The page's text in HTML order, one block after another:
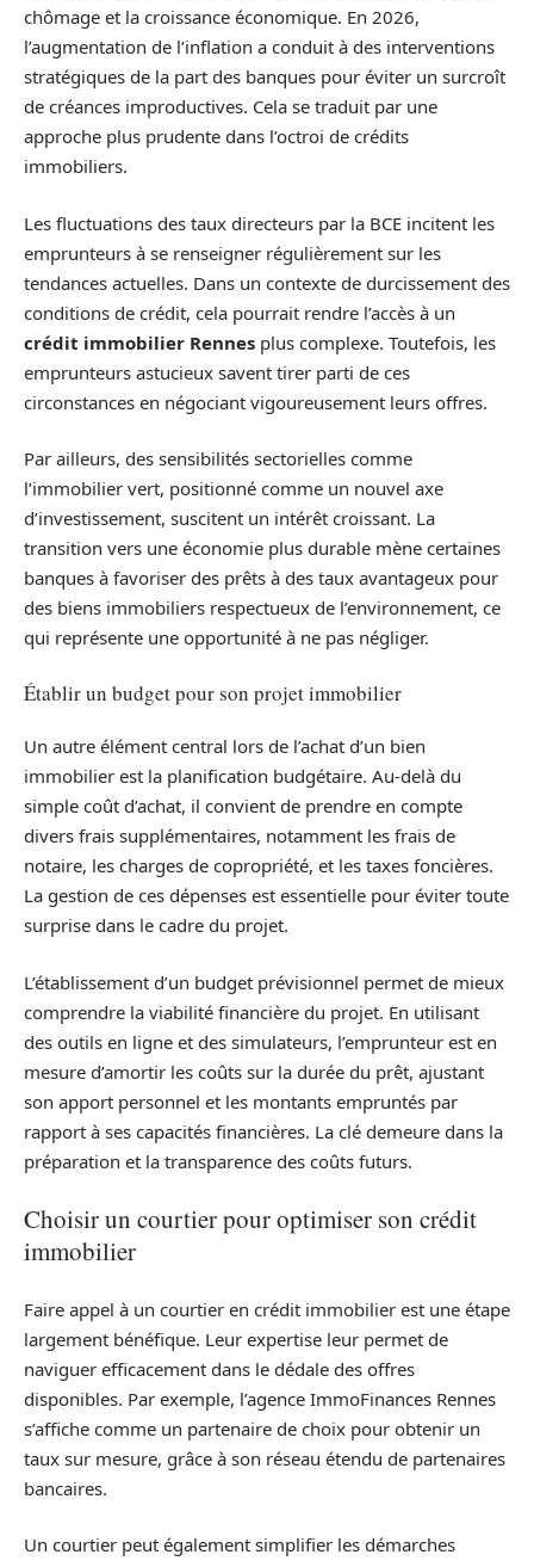
chômage et la croissance économique. En 2026,
l’augmentation de l’inflation a conduit à des interventions
stratégiques de la part des banques pour éviter un surcroît
de créances improductives. Cela se traduit par une
approche plus prudente dans l’octroi de crédits
immobiliers.
Les fluctuations des taux directeurs par la BCE incitent les
emprunteurs à se renseigner régulièrement sur les
tendances actuelles. Dans un contexte de durcissement des
conditions de crédit, cela pourrait rendre l’accès à un
crédit immobilier Rennes plus complexe. Toutefois, les
emprunteurs astucieux savent tirer parti de ces
circonstances en négociant vigoureusement leurs offres.
Par ailleurs, des sensibilités sectorielles comme
l’immobilier vert, positionné comme un nouvel axe
d’investissement, suscitent un intérêt croissant. La
transition vers une économie plus durable mène certaines
banques à favoriser des prêts à des taux avantageux pour
des biens immobiliers respectueux de l’environnement, ce
qui représente une opportunité à ne pas négliger.
Établir un budget pour son projet immobilier
Un autre élément central lors de l’achat d’un bien
immobilier est la planification budgétaire. Au-delà du
simple coût d’achat, il convient de prendre en compte
divers frais supplémentaires, notamment les frais de
notaire, les charges de copropriété, et les taxes foncières.
La gestion de ces dépenses est essentielle pour éviter toute
surprise dans le cadre du projet.
L’établissement d’un budget prévisionnel permet de mieux
comprendre la viabilité financière du projet. En utilisant
des outils en ligne et des simulateurs, l’emprunteur est en
mesure d’amortir les coûts sur la durée du prêt, ajustant
son apport personnel et les montants empruntés par
rapport à ses capacités financières. La clé demeure dans la
préparation et la transparence des coûts futurs.
Choisir un courtier pour optimiser son crédit
immobilier
Faire appel à un courtier en crédit immobilier est une étape
largement bénéfique. Leur expertise leur permet de
naviguer efficacement dans le dédale des offres
disponibles. Par exemple, l’agence ImmoFinances Rennes
s’affiche comme un partenaire de choix pour obtenir un
taux sur mesure, grâce à son réseau étendu de partenaires
bancaires.
Un courtier peut également simplifier les démarches